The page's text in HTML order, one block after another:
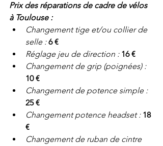
Prix des réparations de cadre de vélos
à Toulouse :
Changement tige et/ou collier de
selle : 6 €
Réglage jeu de direction : 16 €
Changement de grip (poignées) :
10 €
Changement de potence simple :
25 €
Changement potence headset : 18
€
Changement de ruban de cintre